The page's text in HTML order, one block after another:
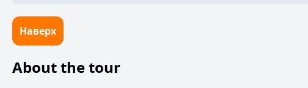
Наверх
About the tour